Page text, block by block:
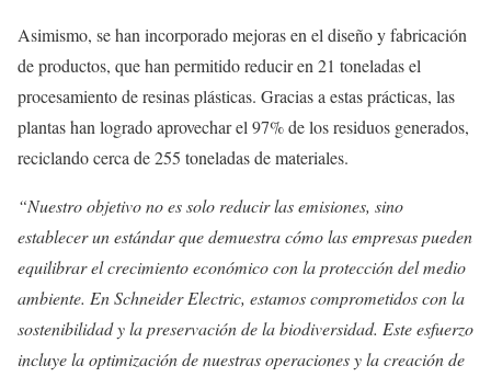
Asimismo, se han incorporado mejoras en el diseño y fabricación
de productos, que han permitido reducir en 21 toneladas el
procesamiento de resinas plásticas. Gracias a estas prácticas, las
plantas han logrado aprovechar el 97% de los residuos generados,
reciclando cerca de 255 toneladas de materiales.
“Nuestro objetivo no es solo reducir las emisiones, sino
establecer un estándar que demuestra cómo las empresas pueden
equilibrar el crecimiento económico con la protección del medio
ambiente. En Schneider Electric, estamos comprometidos con la
sostenibilidad y la preservación de la biodiversidad. Este esfuerzo
incluye la optimización de nuestras operaciones y la creación de